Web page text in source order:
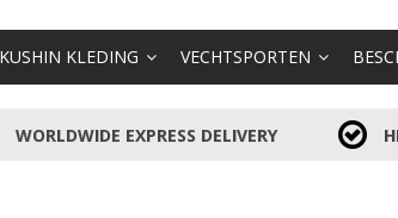
KLEDING VECHTSPORTEN
WORLDWIDE EXPRESS DELIVERY